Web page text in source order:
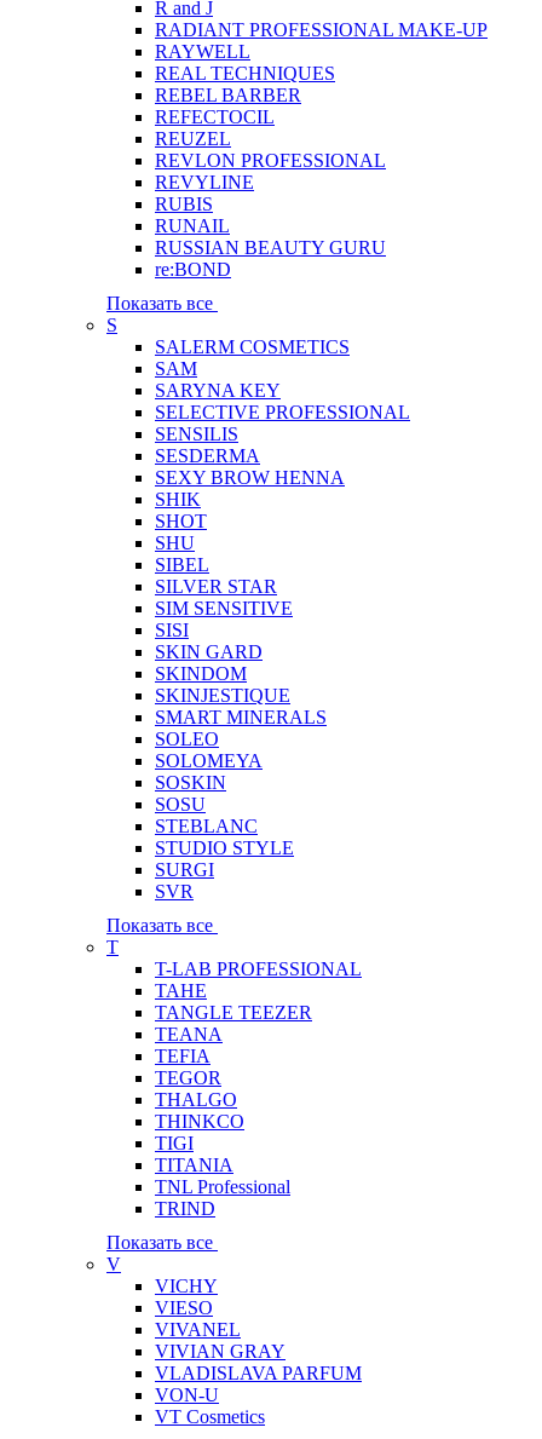
R and J
RADIANT PROFESSIONAL MAKE-UP
RAYWELL
REAL TECHNIQUES
REBEL BARBER
REFECTOCIL
REUZEL
REVLON PROFESSIONAL
REVYLINE
RUBIS
RUNAIL
RUSSIAN BEAUTY GURU
re:BOND
Показать все
S
SALERM COSMETICS
SAM
SARYNA KEY
SELECTIVE PROFESSIONAL
SENSILIS
SESDERMA
SEXY BROW HENNA
SHIK
SHOT
SHU
SIBEL
SILVER STAR
SIM SENSITIVE
SISI
SKIN GARD
SKINDOM
SKINJESTIQUE
SMART MINERALS
SOLEO
SOLOMEYA
SOSKIN
SOSU
STEBLANC
STUDIO STYLE
SURGI
SVR
Показать все
T
T-LAB PROFESSIONAL
TAHE
TANGLE TEEZER
TEANA
TEFIA
TEGOR
THALGO
THINKCO
TIGI
TITANIA
TNL Professional
TRIND
Показать все
V
VICHY
VIESO
VIVANEL
VIVIAN GRAY
VLADISLAVA PARFUM
VON-U
VT Cosmetics